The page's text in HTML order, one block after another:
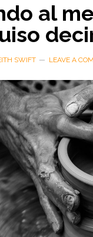
al
SWIFT LEAVE A